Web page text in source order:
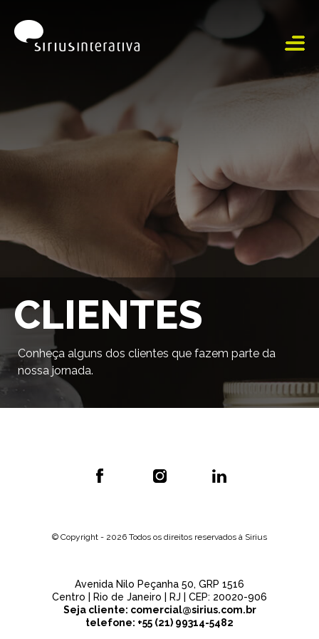
CLIENTES
Conheça alguns dos clientes que fazem parte da
nossa jornada.
© Copyright - 2026 Todos os direitos reservados à Sirius
Avenida Nilo Peçanha 50, GRP 1516
Centro | Rio de Janeiro | RJ | CEP: 20020-906
Seja cliente: comercial@sirius.com.br
telefone: +55 (21) 99314-5482